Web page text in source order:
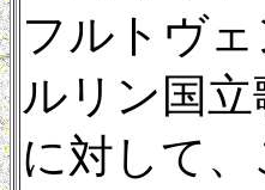
フルトヴ
ルリン国
に対して